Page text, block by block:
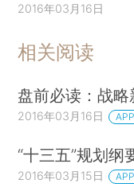
2016年03月16日
相关阅读
盘前必读：战
2016年03月16日
“十三五”规划纲
2016年03月15日